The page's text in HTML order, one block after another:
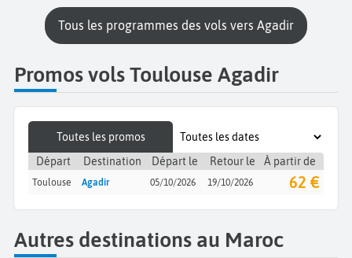
Tous les programmes des vols vers Agadir
Promos vols Toulouse Agadir
Toutes les promos
Départ
Destination Départ le Retour le À partir de
Toulouse Agadir 05/10/2026 19/10/2026 62 €
Autres destinations au Maroc